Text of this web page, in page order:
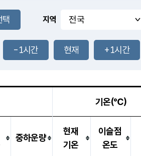
24.4
℃ -mm
지역
-1시간 현재 +1시간
기온(℃)
중하운량
현재
기온
이슬점
온도